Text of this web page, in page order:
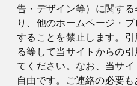
告・デザイン等）に関す
り、他のホームページ・
することを禁止します。
る等して当サイトからの
てください。なお、当サ
自由です。ご連絡の必要も